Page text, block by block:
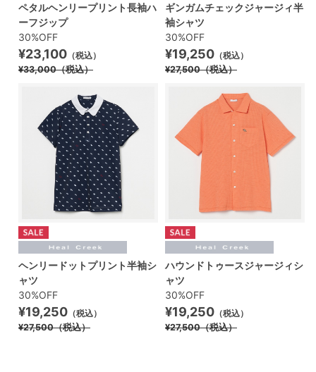
ペタルヘンリープリント長袖ハ
ーフジップ
30%OFF
¥23,100 （税込）
¥33,000（税込）
ギンガムチェックジャージィ半
袖シャツ
30%OFF
¥19,250 （税込）
¥27,500（税込）
ヘンリードットプリント半袖シ
ャツ
30%OFF
¥19,250 （税込）
¥27,500（税込）
ハウンドトゥースジャージィシ
ャツ
30%OFF
¥19,250 （税込）
¥27,500（税込）